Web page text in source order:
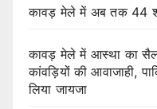
कावड़ मेले में अब तक 44
कावड़ मेले में आस्था का
कांवड़ियों की आवाजाही,
लिया जायजा